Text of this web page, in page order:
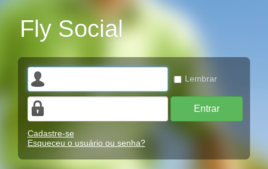
Fly Social
Lembrar
Entrar
Cadastre-se
Esqueceu o usuário ou senha?